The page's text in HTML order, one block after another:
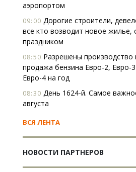
аэропортом
09:00 Дорогие строители,
все кто возводит новое жилье,
праздником
08:50 Разрешены производство
продажа бензина Евро-2, Евро-
Евро-4 на год
08:30 День 1624-й. Самое
августа
ВСЯ ЛЕНТА
НОВОСТИ ПАРТНЕРОВ